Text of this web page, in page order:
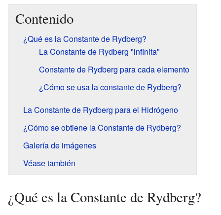
Contenido
¿Qué es la Constante de Rydberg?
La Constante de Rydberg "infinita"
Constante de Rydberg para cada elemento
¿Cómo se usa la constante de Rydberg?
La Constante de Rydberg para el Hidrógeno
¿Cómo se obtiene la Constante de Rydberg?
Galería de imágenes
Véase también
¿Qué es la Constante de Rydberg?